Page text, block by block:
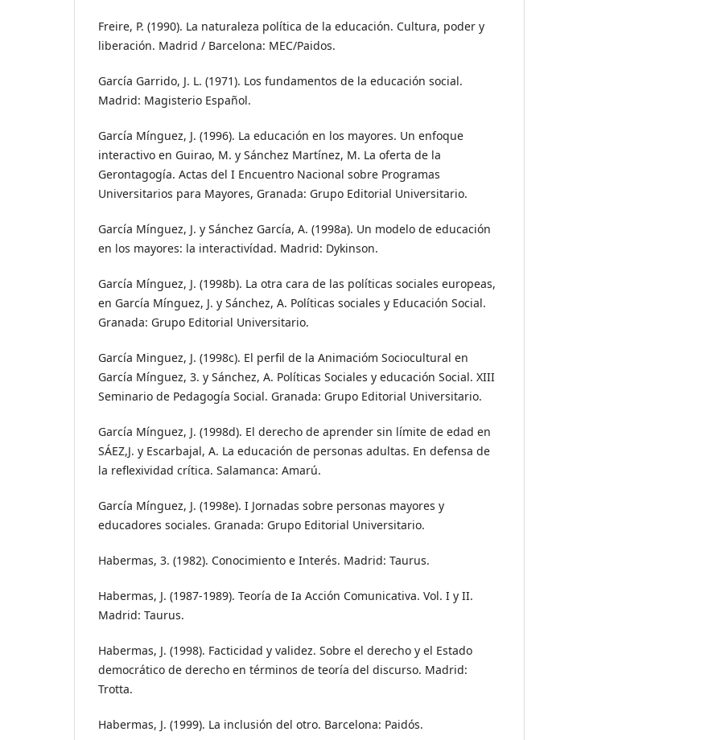
Freire, P. (1990). La naturaleza política de la educación. Cultura, poder y
liberación. Madrid / Barcelona: MEC/Paidos.
García Garrido, J. L. (1971). Los fundamentos de la educación social.
Madrid: Magisterio Español.
García Mínguez, J. (1996). La educación en los mayores. Un enfoque
interactivo en Guirao, M. y Sánchez Martínez, M. La oferta de la
Gerontagogía. Actas del I Encuentro Nacional sobre Programas
Universitarios para Mayores, Granada: Grupo Editorial Universitario.
García Mínguez, J. y Sánchez García, A. (1998a). Un modelo de educación
en los mayores: la interactivídad. Madrid: Dykinson.
García Mínguez, J. (1998b). La otra cara de las políticas sociales europeas,
en García Mínguez, J. y Sánchez, A. Políticas sociales y Educación Social.
Granada: Grupo Editorial Universitario.
García Minguez, J. (1998c). El perfil de la Animacióm Sociocultural en
García Mínguez, 3. y Sánchez, A. Políticas Sociales y educación Social. XIII
Seminario de Pedagogía Social. Granada: Grupo Editorial Universitario.
García Mínguez, J. (1998d). El derecho de aprender sin límite de edad en
SÁEZ,J. y Escarbajal, A. La educación de personas adultas. En defensa de
la reflexividad crítica. Salamanca: Amarú.
García Mínguez, J. (1998e). I Jornadas sobre personas mayores y
educadores sociales. Granada: Grupo Editorial Universitario.
Habermas, 3. (1982). Conocimiento e Interés. Madrid: Taurus.
Habermas, J. (1987-1989). Teoría de Ia Acción Comunicativa. Vol. I y II.
Madrid: Taurus.
Habermas, J. (1998). Facticidad y validez. Sobre el derecho y el Estado
democrático de derecho en términos de teoría del discurso. Madrid:
Trotta.
Habermas, J. (1999). La inclusión del otro. Barcelona: Paidós.